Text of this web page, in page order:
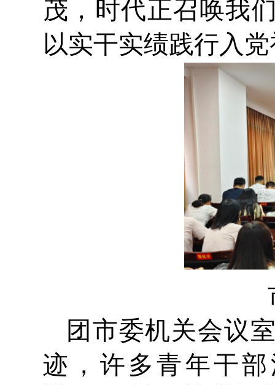
茂，时代正召唤我
以实干实绩践行入
团市委机关会议
迹，许多青年干